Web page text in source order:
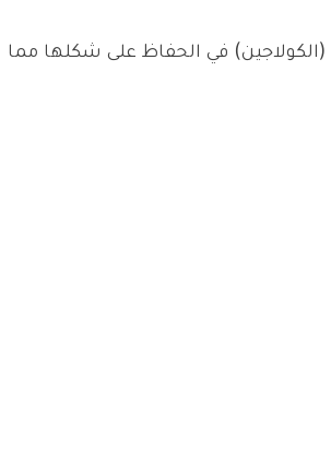
في الحفاظ على شكلها مما